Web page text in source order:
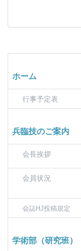
ホーム
行事予定表
兵臨技のご案内
会長挨拶
会員状況
会誌HJ投稿規定
学術部（研究班）